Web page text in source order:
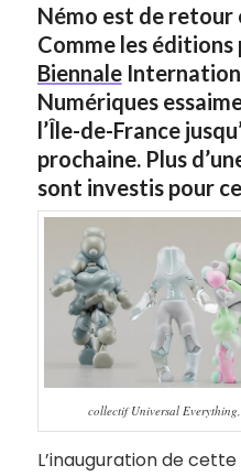
Némo est de retour
Comme les éditions
Biennale
Numériques
l’Île-de-France
prochaine. Plus
sont investis pour
collectif Universal
L’inauguration de